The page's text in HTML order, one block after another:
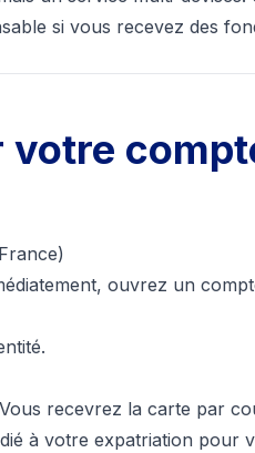
si vous recevez des
ouvrez un
recevrez la carte par
à votre expatriation